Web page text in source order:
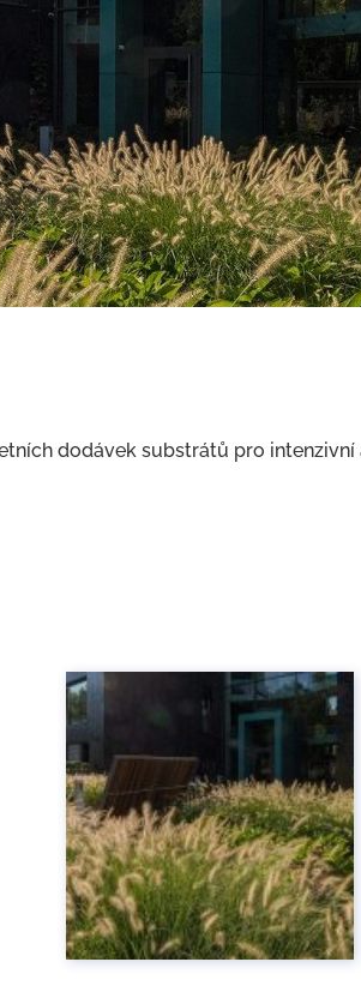
dodávek substrátů pro